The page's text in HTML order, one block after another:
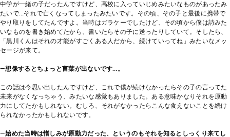
中学が一緒の子だったんですけど、高校に入っていじめみたいなものがあったみ
たいで…それで亡くなってしまったみたいです。その頃、その子と最後に携帯で
やり取りをしてたんですよ。当時はガラケーでしたけど、その頃から僕は詩みた
いなものを書き始めてたから、書いたらその子に送ったりしていて。そしたら、
「黒川くんはそれの才能がすごくある人だから、続けていってね」みたいなメッ
セージが来て。
―想像するとちょっと言葉が出ないです…。
この話は今思い出したんですけど、これで僕が続けなかったらその子の言ってた
未来がなくなっちゃう、みたいな感覚もありました。ある意味かなりそれを原動
力にしてたかもしれない。むしろ、それがなかったらこんな食えないことを続け
られなかったかもしれないです。
―始めた当時は憎しみが原動力だった、というのもそれを知るとしっくり来てし